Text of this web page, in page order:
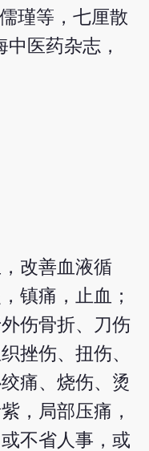
瑾等，七厘散
医药杂志，
改善血液循
镇痛，止血；
伤骨折、刀伤
挫伤、扭伤、
痛、烧伤、烫
，局部压痛，
不省人事，或